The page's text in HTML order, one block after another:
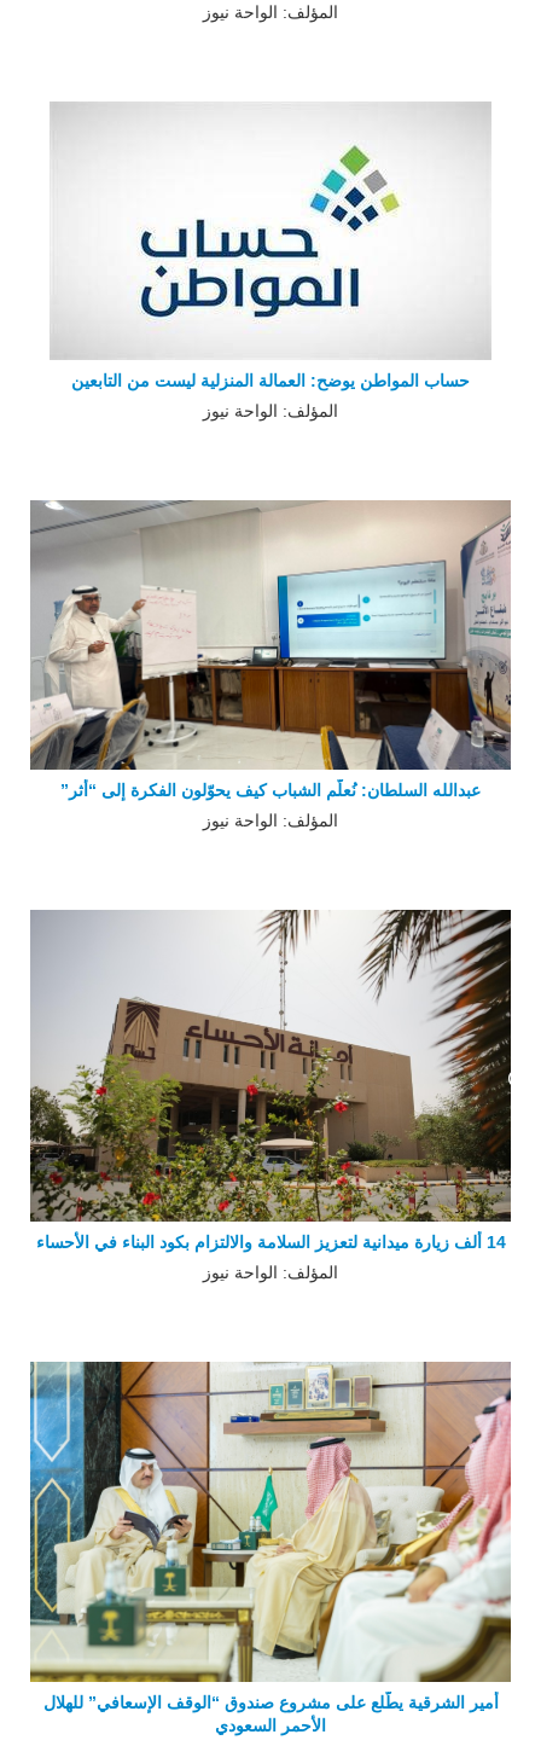
المؤلف: الواحة نيوز
حساب المواطن يوضح: العمالة المنزلية ليست من التابعين
المؤلف: الواحة نيوز
عبدالله السلطان: نُعلّم الشباب كيف يحوّلون الفكرة إلى “أثر”
المؤلف: الواحة نيوز
14 ألف زيارة ميدانية لتعزيز السلامة والالتزام بكود البناء في الأحساء
المؤلف: الواحة نيوز
أمير الشرقية يطّلع على مشروع صندوق “الوقف الإسعافي” للهلال
الأحمر السعودي